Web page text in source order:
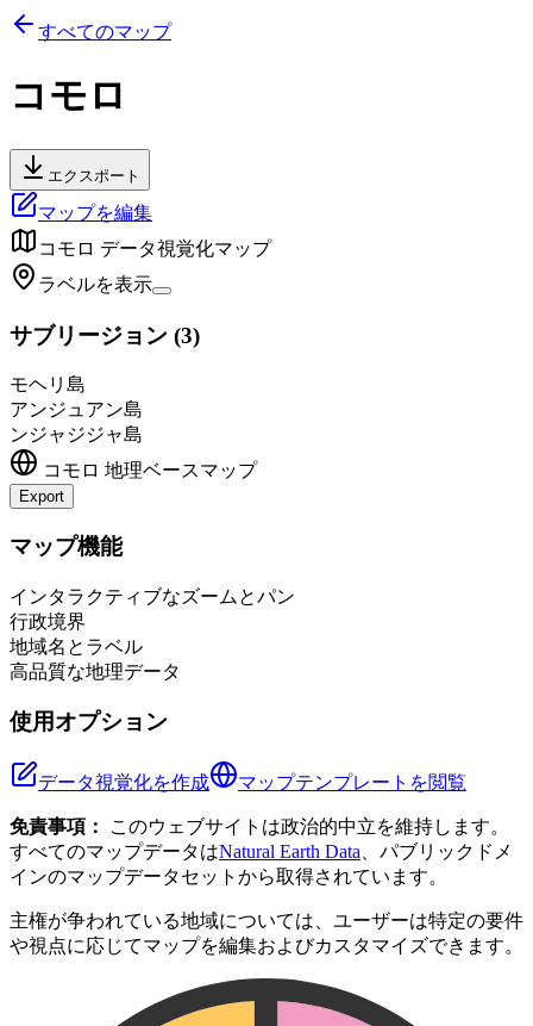
すべてのマップ
コモロ
エクスポート
マップを編集
コモロ データ視覚化マップ
ラベルを表示
サブリージョン (3)
モヘリ島
アンジュアン島
ンジャジジャ島
コモロ 地理ベースマップ
Export
+
マップ機能
インタラクティブなズームとパン
行政境界
地域名とラベル
高品質な地理データ
使用オプション
データ視覚化を作成 マップテンプレートを閲覧
免責事項：
このウェブサイトは政治的中立を維持します。
すべてのマップデータはNatural Earth Data 、パブリックドメ
インのマップデータセットから取得されています。
主権が争われている地域については、ユーザーは特定の要件
や視点に応じてマップを編集およびカスタマイズできます。